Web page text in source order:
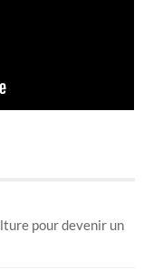
pour devenir un